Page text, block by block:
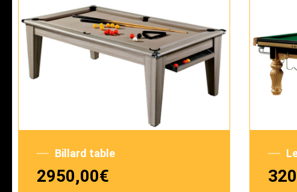
Billard table
2950,00€